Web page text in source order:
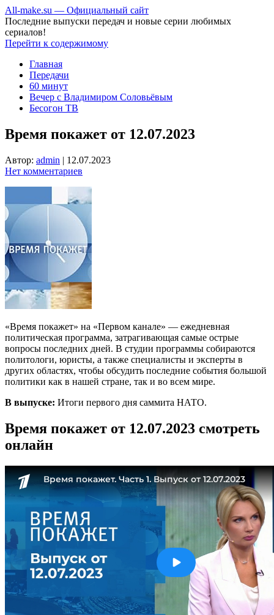
All-make.su — Официальный сайт
Последние выпуски передач и новые серии любимых
сериалов!
Перейти к содержимому
Главная
Передачи
60 минут
Вечер с Владимиром Соловьёвым
Бесогон ТВ
Время покажет от 12.07.2023
Автор: admin | 12.07.2023
Нет комментариев
«Время покажет» на «Первом канале» — ежедневная
политическая программа, затрагивающая самые острые
вопросы последних дней. В студии программы собираются
политологи, юристы, а также специалисты и эксперты в
других областях, чтобы обсудить последние события большой
политики как в нашей стране, так и во всем мире.
В выпуске: Итоги первого дня саммита НАТО.
Время покажет от 12.07.2023 смотреть
онлайн